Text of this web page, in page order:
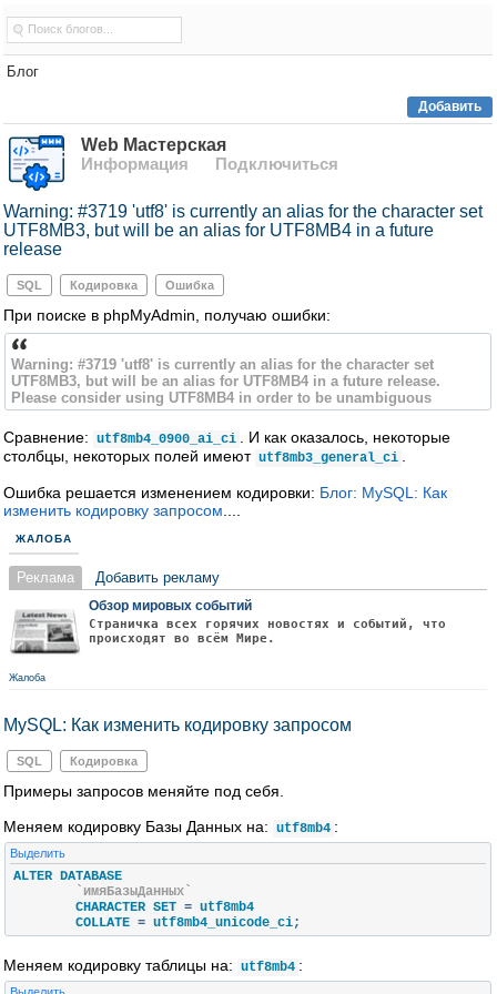
Блог
Добавить
Web Мастерская
Информация
Подключиться
Warning: #3719 'utf8' is currently an alias for the character set
UTF8MB3, but will be an alias for UTF8MB4 in a future
release
SQL Кодировка Ошибка
При поиске в phpMyAdmin, получаю ошибки:
Warning: #3719 'utf8' is currently an alias for the character set
UTF8MB3, but will be an alias for UTF8MB4 in a future release.
Please consider using UTF8MB4 in order to be unambiguous
Сравнение: utf8mb4_0900_ai_ci
. И как оказалось, некоторые
столбцы, некоторых полей имеют utf8mb3_general_ci
Ошибка решается изменением кодировки: Блог: MySQL: Как
изменить кодировку запросом
ЖАЛОБА
Реклама Добавить рекламу
Обзор мировых событий
Страничка всех горячих новостях и событий, что
происходят во всём Мире.
Жалоба
MySQL: Как изменить кодировку запросом
SQL Кодировка
Примеры запросов меняйте под себя.
Меняем кодировку Базы Данных на: utf8mb4 :
Выделить
ALTER DATABASE
`имяБазыДанных`
	CHARACTER SET
= utf8mb4
	COLLATE
= utf8mb4_unicode_ci;
Меняем кодировку таблицы на: utf8mb4 :